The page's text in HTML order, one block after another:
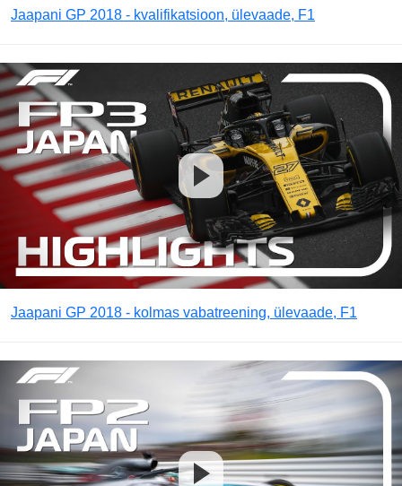
Jaapani GP 2018 - kvalifikatsioon, ülevaade, F1
Jaapani GP 2018 - kolmas vabatreening, ülevaade, F1